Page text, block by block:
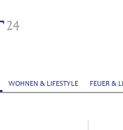
WOHNEN & LIFESTYLE FEUER &